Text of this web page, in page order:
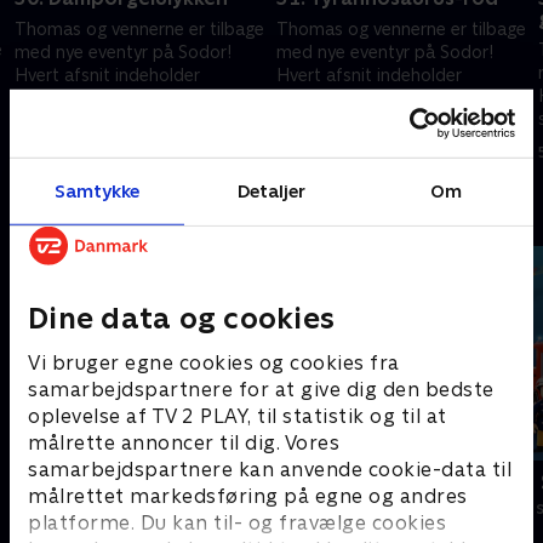
Samtykke Detaljer Om
Dine data og cookies
Vi bruger egne cookies og cookies fra
samarbejdspartnere for at give dig den bedste
oplevelse af TV 2 PLAY, til statistik og til at
målrette annoncer til dig. Vores
samarbejdspartnere kan anvende cookie-data til
målrettet markedsføring på egne og andres
platforme. Du kan til- og fravælge cookies
Thomas og vennerne er tilbage
med nye eventyr på Sodor!
Hvert afsnit indeholder
Thomas og vennerne er tilbage
med nye eventyr på Sodor!
Hvert afsnit indeholder
interaktivt format, der
5. februar 2025 • 10 min
Gurli Gris
Børneserier • 4 sæsoner
Brandmand
Børneserier • 1